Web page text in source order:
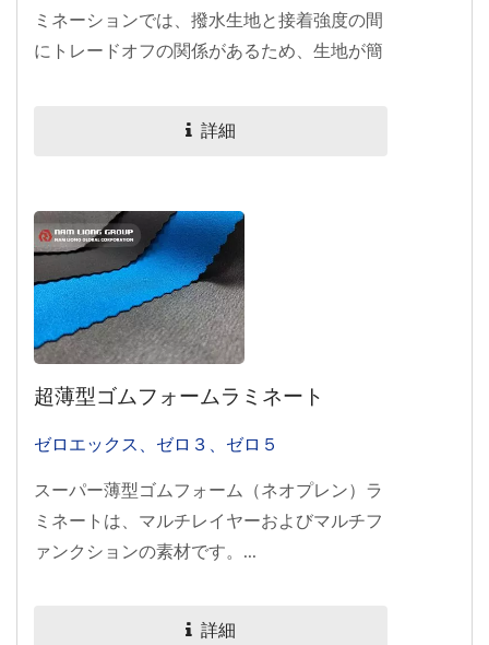
ミネーションでは、撥水生地と接着強度の間
にトレードオフの関係があるため、生地が簡
詳細
超薄型ゴムフォームラミネート
ゼロエックス、ゼロ３、ゼロ５
スーパー薄型ゴムフォーム（ネオプレン）ラ
ミネートは、マルチレイヤーおよびマルチフ
ァンクションの素材です。...
詳細